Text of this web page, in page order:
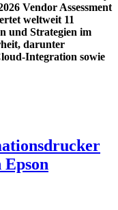
Vendor Assessment
weltweit 11
und Strategien im
darunter
Integration sowie
Epson